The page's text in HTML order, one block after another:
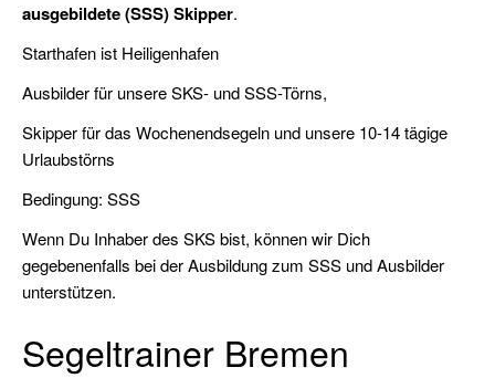
UKW-
Sprechfunk
Binnen
Pyro-
(FKN)
Praxis
Jollensegeln
ausgebildete (SSS) Skipper.
Starthafen ist Heiligenhafen
Ausbilder für unsere SKS- und SSS-Törns,
Skipper für das Wochenendsegeln und unsere 10-14 tägige
Urlaubstörns
Bedingung: SSS
Wenn Du Inhaber des SKS bist, können wir Dich
gegebenenfalls bei der Ausbildung zum SSS und Ausbilder
unterstützen.
Segeltrainer Bremen